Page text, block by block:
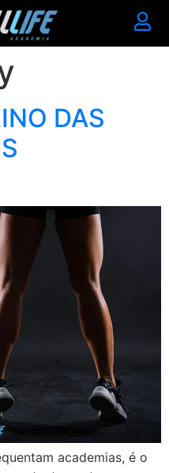
DAS
academias, é o